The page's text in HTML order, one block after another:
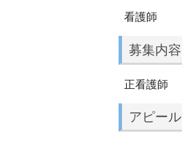
看護師
募集内容
正看護師
アピール